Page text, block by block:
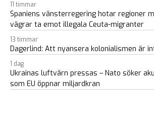
11 timmar
Spaniens vänsterregering hotar regioner
vägrar ta emot illegala Ceuta-migranter
13 timmar
Dagerlind: Att nyansera kolonialismen är
1 dag
Ukrainas luftvärn pressas – Nato söker
som EU öppnar miljardkran